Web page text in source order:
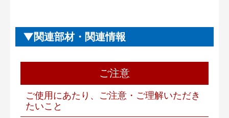
関連部材・関連情報
ご注意
ご使用にあたり、ご注意・ご理解いただき
たいこと